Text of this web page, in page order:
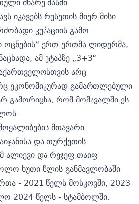
იკავებს რუსეთის მიერ მისი
კუპაციის გამო.
ერთ-ერთმა ლიდერმა,
ამ ეტაპზე „3+3“
არც
ეკონომიკურად გამართლებული
გამორიცხა, რომ მომავალში ეს
მთავარი
და თურქეთის
ალიევი და რეჯეფ თაიფ
ხუთი წლის განმავლობაში
- 2021 წელს მოსკოვში, 2023
2024 წელს - სტამბოლში.